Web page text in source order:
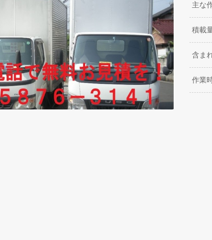
主な
積載
含ま
作業